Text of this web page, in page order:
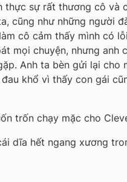
thực sự rất thương cô và
cũng như những người
cô cảm thấy mình có
mọi chuyện, nhưng anh
Anh ta bèn gửi lại cho
khổ vì thấy con gái
trốn chạy mặc cho
dĩa hết ngang xương